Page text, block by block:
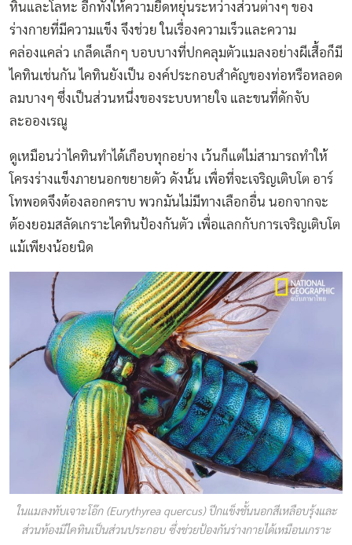
หินและโลหะ อีกทั้งให้ความยืดหยุ่นระหว่างส่วนต่างๆ ของ
ร่างกายที่มีความแข็ง จึงช่วย ในเรื่องความเร็วและความ
คล่องแคล่ว เกล็ดเล็กๆ บอบบางที่ปกคลุมตัวแมลงอย่างผีเสื้อก็มี
ไคทินเช่นกัน ไคทินยังเป็น องค์ประกอบสำคัญของท่อหรือหลอด
ลมบางๆ ซึ่งเป็นส่วนหนึ่งของระบบหายใจ และขนที่ดักจับ
ละอองเรณู
ดูเหมือนว่าไคทินทำได้เกือบทุกอย่าง เว้นก็แต่ไม่สามารถทำให้
โครงร่างแข็งภายนอกขยายตัว ดังนั้น เพื่อที่จะเจริญเติบโต อาร์
โทพอดจึงต้องลอกคราบ พวกมันไม่มีทางเลือกอื่น นอกจากจะ
ต้องยอมสลัดเกราะไคทินป้องกันตัว เพื่อแลกกับการเจริญเติบโต
แม้เพียงน้อยนิด
ในแมลงทับเจาะโอ๊ก (Eurythyrea quercus) ปีกแข็งชั้นนอกสีเหลือบรุ้งและ
ส่วนท้องมีไคทินเป็นส่วนประกอบ ซึ่งช่วยป้องกันร่างกายได้เหมือนเกราะ